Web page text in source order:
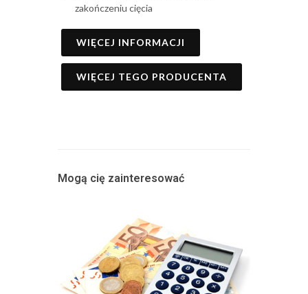
zakończeniu cięcia
WIĘCEJ INFORMACJI
WIĘCEJ TEGO PRODUCENTA
Mogą cię zainteresować